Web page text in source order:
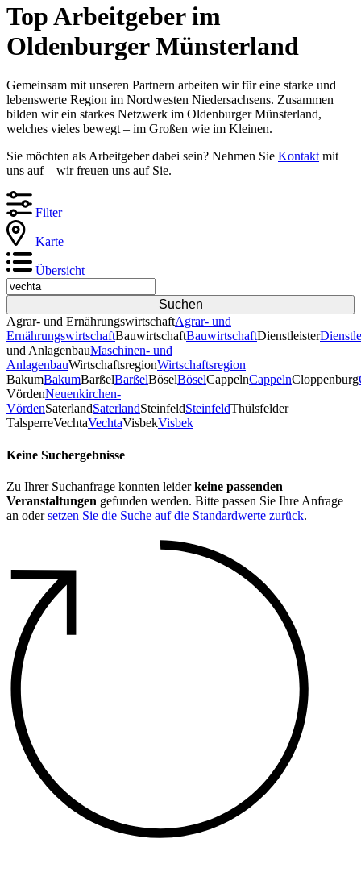
Top Arbeitgeber im
Oldenburger Münsterland
Gemeinsam mit unseren Partnern arbeiten wir für eine starke und
lebenswerte Region im Nordwesten Niedersachsens. Zusammen
bilden wir ein starkes Netzwerk im Oldenburger Münsterland,
welches vieles bewegt – im Großen wie im Kleinen.
Sie möchten als Arbeitgeber dabei sein? Nehmen Sie Kontakt mit
uns auf – wir freuen uns auf Sie.
Filter
Karte
Übersicht
Agrar- und ErnährungswirtschaftAgrar- und
ErnährungswirtschaftBauwirtschaftBauwirtschaftDienstleister
und AnlagenbauMaschinen- und
AnlagenbauWirtschaftsregionWirtschaftsregion
BakumBakumBarßelBarßelBöselBöselCappelnCappelnCloppenburg
VördenNeuenkirchen-
VördenSaterlandSaterlandSteinfeldSteinfeldThülsfelder
TalsperreVechtaVechtaVisbekVisbek
Keine Suchergebnisse
Zu Ihrer Suchanfrage konnten leiderkeine passenden
Veranstaltungen gefunden werden. Bitte passen Sie Ihre Anfrage
an odersetzen Sie die Suche auf die Standardwerte zurück.